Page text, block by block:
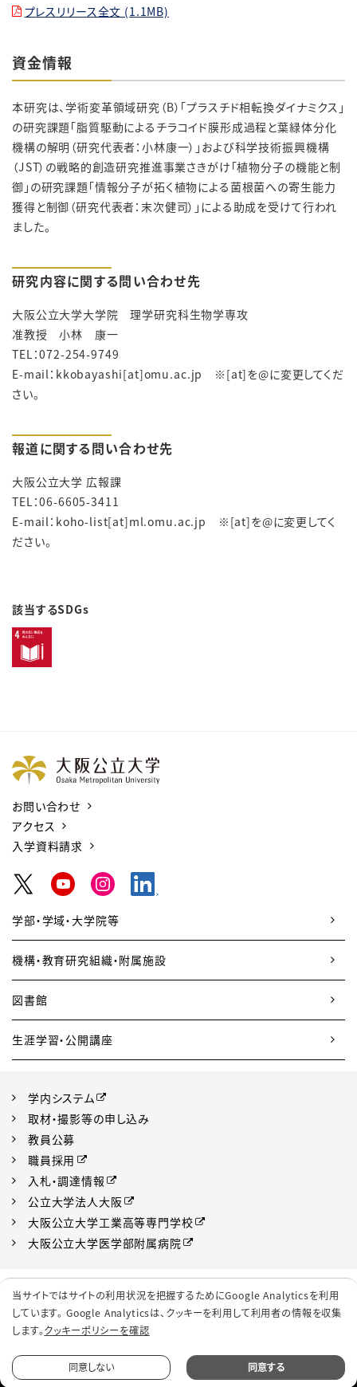
プレスリリース全文 (1.1MB)
資金情報
本研究は、学術変革領域研究（B）「プラスチド相転換ダイナミクス」
の研究課題「脂質駆動によるチラコイド膜形成過程と葉緑体分化
機構の解明（研究代表者：小林康一）」および科学技術振興機構
（JST）の戦略的創造研究推進事業さきがけ「植物分子の機能と制
御」の研究課題「情報分子が拓く植物による菌根菌への寄生能力
獲得と制御（研究代表者：末次健司）」による助成を受けて行われ
ました。
研究内容に関する問い合わせ先
大阪公立大学大学院 理学研究科生物学専攻
准教授 小林 康一
TEL：072-254-9749
E-mail：kkobayashi[at]omu.ac.jp ※[at]を@に変更してくだ
さい。
報道に関する問い合わせ先
大阪公立大学 広報課
TEL：06-6605-3411
E-mail： koho-list[at]ml.omu.ac.jp ※[at]を@に変更してく
ださい。
該当するSDGs
当サイトではサイトの利用状況を把握するためにGoogle Analyticsを利用
しています。 Google Analyticsは、 クッキーを利用して利用者の情報を収集
します。クッキーポリシーを確認
同意しない 同意する
お問い合わせ
アクセス
入学資料請求
学部・学域・大学院等
機構・教育研究組織・附属施設
図書館
生涯学習・公開講座
学内システム
取材・撮影等の申し込み
教員公募
職員採用
入札・調達情報
公立大学法人大阪
大阪公立大学工業高等専門学校
大阪公立大学医学部附属病院
プライバシーポリシー
サイトポリシー
ソーシャルメディアポリシー
クッキーポリシー
サイトマップ
© 2022 Osaka Metropolitan University.